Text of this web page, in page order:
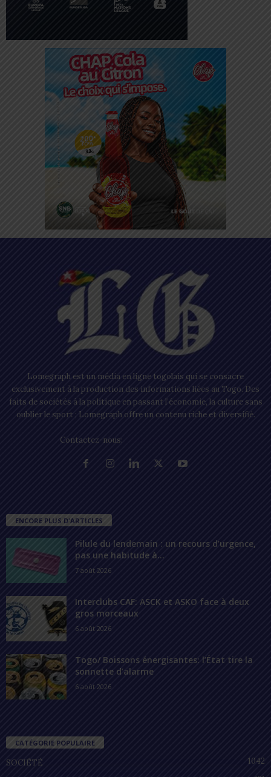
Lomegraph est un média en ligne togolais qui se consacre
exclusivement à la production des informations liées au Togo. Des
faits de sociétés à la politique en passant l’économie, la culture sans
oublier le sport ; Lomegraph offre un contenu riche et diversifié.
Contactez-nous:
ENCORE PLUS D'ARTICLES
Pilule du lendemain : un recours d’urgence,
pas une habitude à...
7 août 2026
Interclubs CAF: ASCK et ASKO face à deux
gros morceaux
6 août 2026
Togo/ Boissons énergisantes: l’État tire la
sonnette d’alarme
6 août 2026
CATÉGORIE POPULAIRE
SOCIÉTÉ
1042